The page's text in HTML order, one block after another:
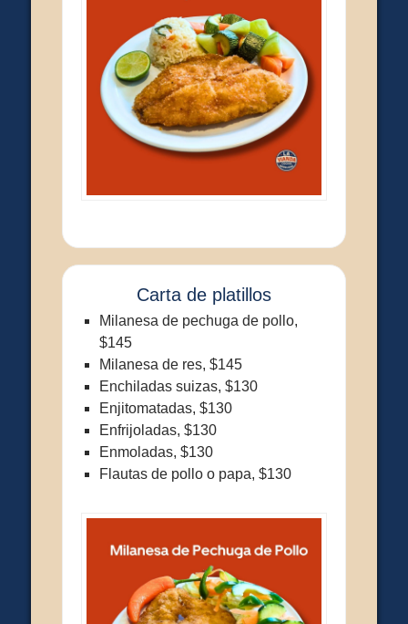
Carta de platillos
Milanesa de pechuga de pollo,
$145
Milanesa de res, $145
Enchiladas suizas, $130
Enjitomatadas, $130
Enfrijoladas, $130
Enmoladas, $130
Flautas de pollo o papa, $130